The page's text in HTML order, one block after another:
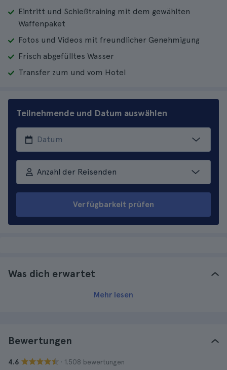
Eintritt und Schießtraining mit dem gewählten
Waffenpaket
Fotos und Videos mit freundlicher Genehmigung
Frisch abgefülltes Wasser
Transfer zum und vom Hotel
Teilnehmende und Datum auswählen
Anzahl der Reisenden
Verfügbarkeit prüfen
Was dich erwartet
Mehr lesen
Bewertungen
4.6 · 1.508 bewertungen